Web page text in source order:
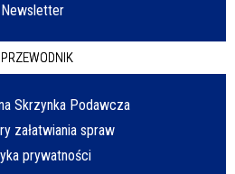
Newsletter
PRZEWODNIK
Skrzynka Podawcza
załatwiania spraw
prywatności